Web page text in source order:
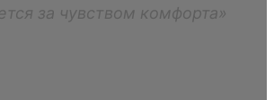
за чувством комфорта»